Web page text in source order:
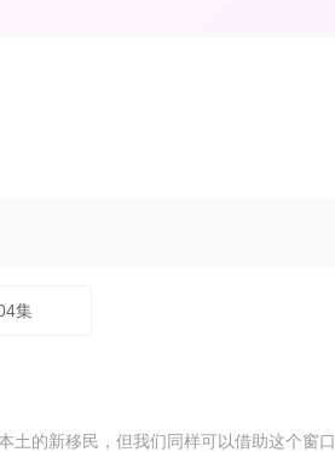
集
的新移民，但我们同样可以借助这个窗